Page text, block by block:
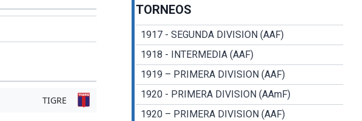
TIGRE
TORNEOS
1917 - SEGUNDA DIVISION (AAF)
1918 - INTERMEDIA (AAF)
1919 – PRIMERA DIVISION (AAF)
1920 - PRIMERA DIVISION (AAmF)
1920 – PRIMERA DIVISION (AAF)